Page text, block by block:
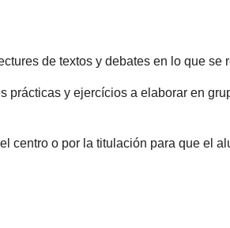
de textos y debates en lo que se
y ejercícios a elaborar en
centro o por la titulación para que el